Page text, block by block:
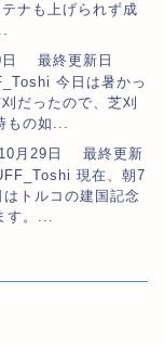
ナも上げられず成
日 最終更新日
今日は暑かっ
だったので、芝刈
もの如...
月29日 最終更新
現在、朝7
トルコの建国記念
す。...